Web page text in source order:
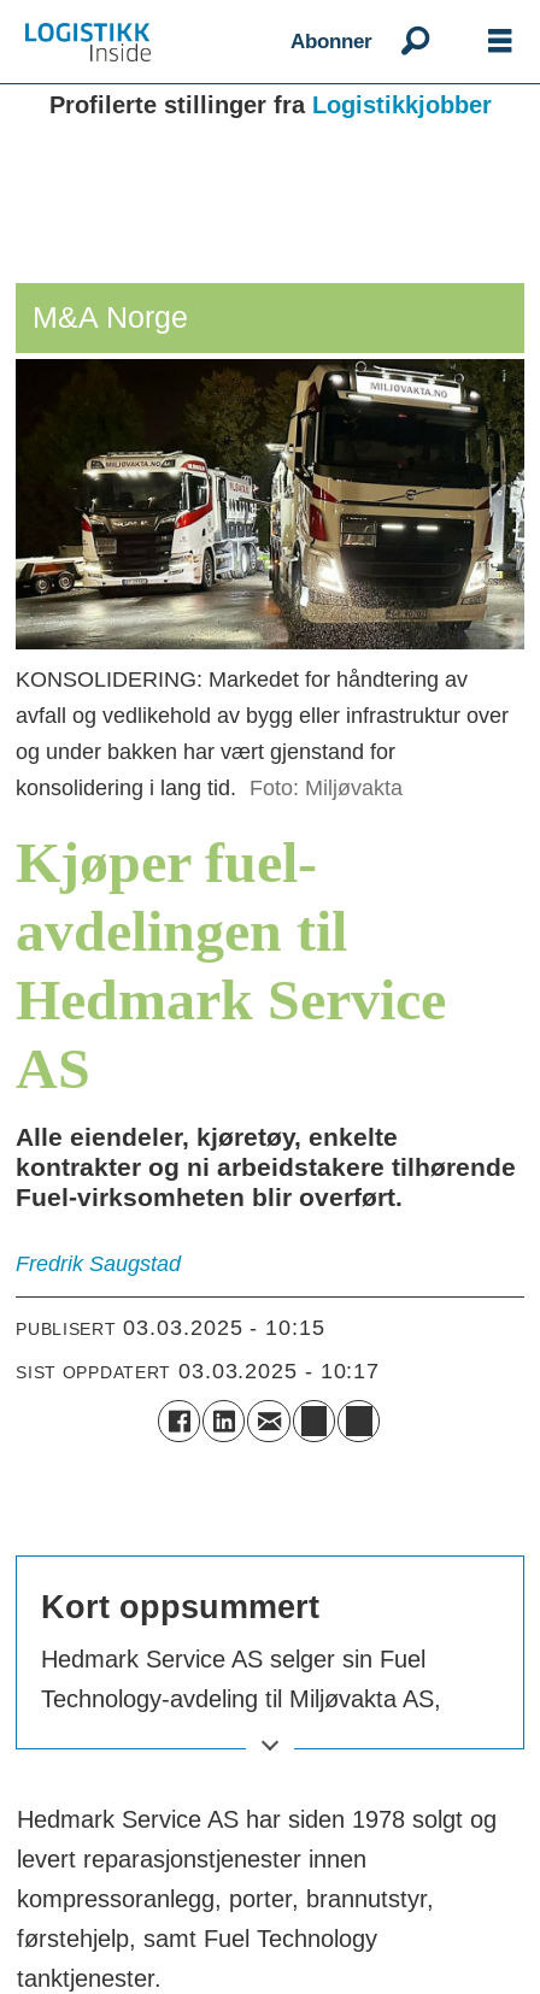
Abonner
Profilerte stillinger fra Logistikkjobber
M&A Norge
KONSOLIDERING: Markedet for håndtering av
avfall og vedlikehold av bygg eller infrastruktur over
og under bakken har vært gjenstand for
konsolidering i lang tid.
Foto: Miljøvakta
Kjøper fuel-
avdelingen til
Hedmark Service
AS
Alle eiendeler, kjøretøy, enkelte
kontrakter og ni arbeidstakere tilhørende
Fuel-virksomheten blir overført.
Fredrik Saugstad
PUBLISERT 03.03.2025 - 10:15
SIST OPPDATERT 03.03.2025 - 10:17
Kort oppsummert
Hedmark Service AS selger sin Fuel
Technology-avdeling til Miljøvakta AS,
inkludert eiendeler, kjøretøy, kontrakter og
Hedmark Service AS har siden 1978 solgt og
levert reparasjonstjenester innen
kompressoranlegg, porter, brannutstyr,
førstehjelp, samt Fuel Technology
tanktjenester.